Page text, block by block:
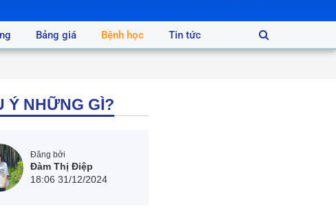
Bảng giá Bệnh học Tin tức
Ý NHỮNG GÌ?
Đăng bởi
Đàm Thị Điệp
18:06 31/12/2024